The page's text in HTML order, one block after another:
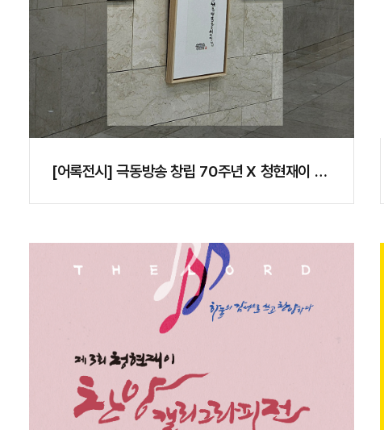
[어록전시] 극동방송 창립 70주년 X 청현재이 어